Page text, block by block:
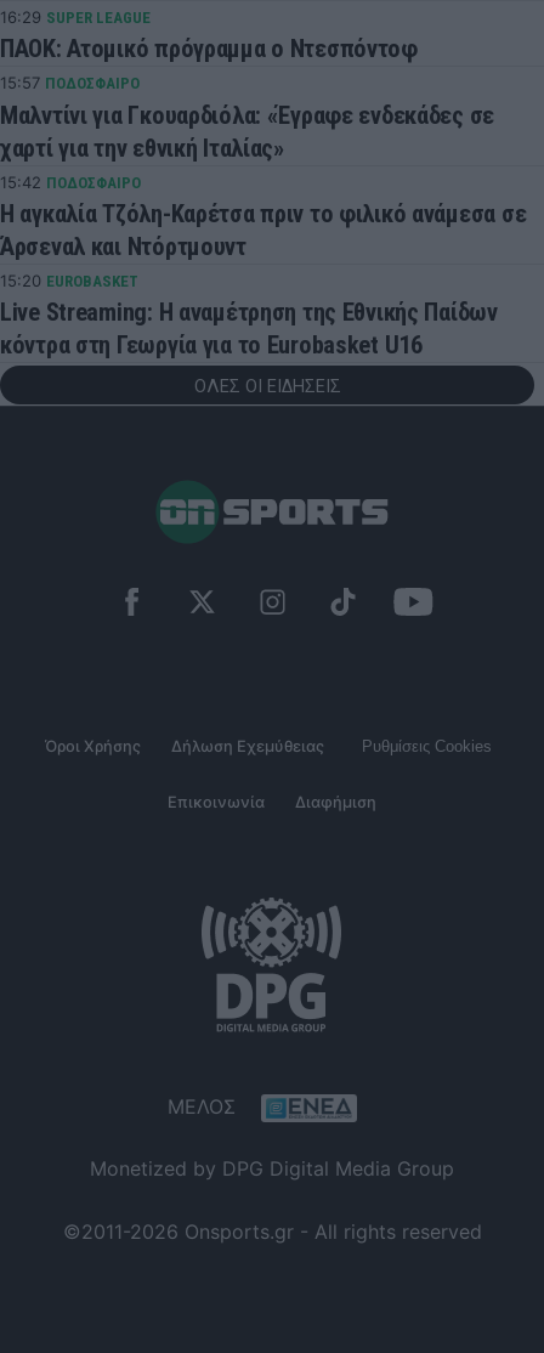
16:29 SUPER LEAGUE
ΠΑΟΚ: Ατομικό πρόγραμμα ο Ντεσπόντοφ
15:57 ΠΟΔΟΣΦΑΙΡΟ
Μαλντίνι για Γκουαρδιόλα: «Έγραφε ενδεκάδες σε
χαρτί για την εθνική Ιταλίας»
15:42 ΠΟΔΟΣΦΑΙΡΟ
Η αγκαλία Τζόλη-Καρέτσα πριν το φιλικό ανάμεσα σε
Άρσεναλ και Ντόρτμουντ
15:20 EUROBASKET
Live Streaming: Η αναμέτρηση της Εθνικής Παίδων
κόντρα στη Γεωργία για το Eurobasket U16
ΟΛΕΣ ΟΙ ΕΙΔΗΣΕΙΣ
Όροι Χρήσης Δήλωση Εχεμύθειας Ρυθμίσεις Cookies
Επικοινωνία Διαφήμιση
ΜΕΛΟΣ
Monetized by DPG Digital Media Group
©2011-2026 Onsports.gr - All rights reserved